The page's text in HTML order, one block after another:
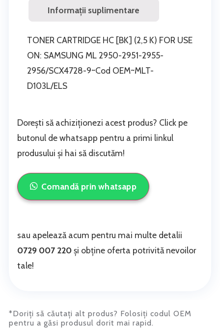
Informații suplimentare
TONER CARTRIDGE HC [BK] (2,5 K) FOR USE
ON: SAMSUNG ML 2950-2951-2955-
2956/SCX4728-9~Cod OEM~MLT-
D103L/ELS
Dorești să achiziționezi acest produs? Click pe
butonul de whatsapp pentru a primi linkul
produsului și hai să discutăm!
Comandă prin whatsapp
sau apelează acum pentru mai multe detalii
0729 007 220și obține oferta potrivită nevoilor
tale!
*Doriți să căutați alt produs? Folosiți codul OEM
pentru a găsi produsul dorit mai rapid.